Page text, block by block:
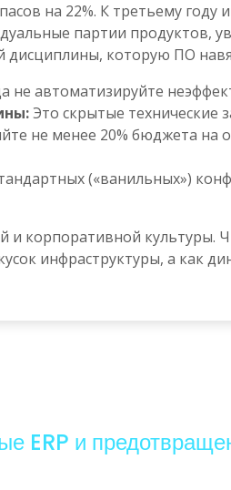
на 22%. К третьему году
партии продуктов,
дисциплины, которую ПО
не автоматизируйте
Это скрытые технические
не менее 20% бюджета на
(«ванильных»)
и корпоративной культуры.
инфраструктуры, а как
ERP и